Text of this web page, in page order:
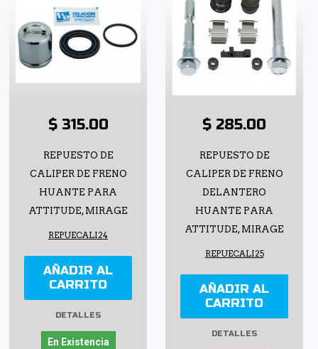
$ 315.00
REPUESTO DE
CALIPER DE FRENO
HUANTE PARA
ATTITUDE, MIRAGE
REPUECALI24
AÑADIR AL
CARRITO
DETALLES
En Existencia
$ 285.00
REPUESTO DE
CALIPER DE FRENO
DELANTERO
HUANTE PARA
ATTITUDE, MIRAGE
REPUECALI25
AÑADIR AL
CARRITO
DETALLES